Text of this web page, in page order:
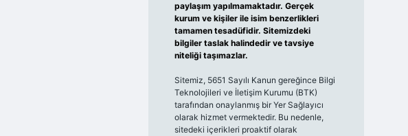
paylaşım yapılmamaktadır. Gerçek
kurum ve kişiler ile isim benzerlikleri
tamamen tesadüfidir. Sitemizdeki
bilgiler taslak halindedir ve tavsiye
niteliği taşımazlar.
Sitemiz, 5651 Sayılı Kanun gereğince Bilgi
Teknolojileri ve İletişim Kurumu (BTK)
tarafından onaylanmış bir Yer Sağlayıcı
olarak hizmet vermektedir. Bu nedenle,
sitedeki içerikleri proaktif olarak